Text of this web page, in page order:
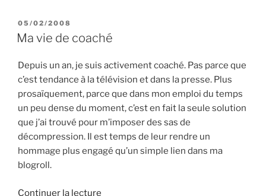
PUBLIÉ
LE
05/02/2008
Ma vie de coaché
Depuis un an, je suis activement coaché. Pas parce que
c’est tendance à la télévision et dans la presse. Plus
prosaïquement, parce que dans mon emploi du temps
un peu dense du moment, c’est en fait la seule solution
que j’ai trouvé pour m’imposer des sas de
décompression. Il est temps de leur rendre un
hommage plus engagé qu’un simple lien dans ma
blogroll.
Continuer la lecture